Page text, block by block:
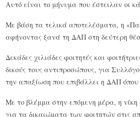
Αυτό είναι το μήνυμα που έστειλαν οι
Με βάση τα τελικά αποτελέσματα, η
αφήνοντας ξανά τη ΔΑΠ στη δεύτερη
Δεκάδες χιλιάδες φοιτητές και
δικούς τους αντιπροσώπους, για
την απαξίωση που επιβάλλει η ΔΑΠ
Με το βλέμμα στην επόμενη μέρα, η
για τα δικαιώματα των φοιτητών στις